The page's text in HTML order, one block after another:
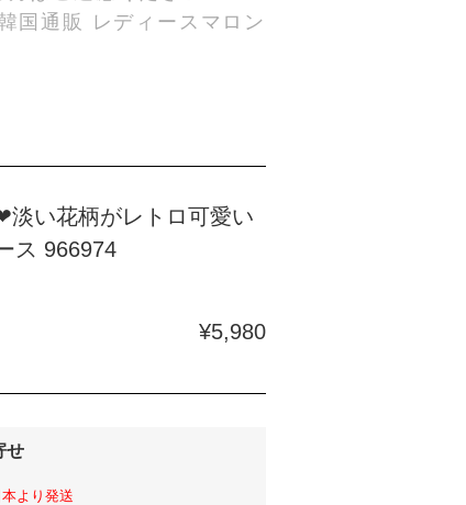
国通販 レディースマロン
淡い花柄がレトロ可愛い
ス 966974
¥5,980
せ
より発送